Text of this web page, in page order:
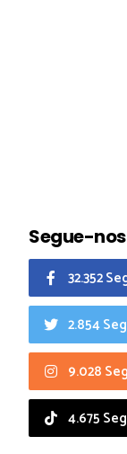
Segue-
32.352
2.854
9.028
4.675